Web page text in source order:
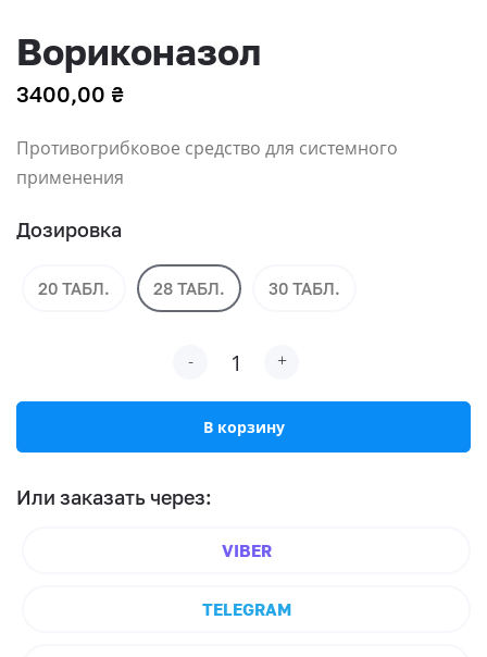
Вориконазол
3400,00 ₴
Противогрибковое средство для системного
применения
Дозировка
20 ТАБЛ. 28 ТАБЛ. 30 ТАБЛ.
-
Количество
Вориконазол
+
В корзину
Или заказать через:⠀
VIBER
TELEGRAM